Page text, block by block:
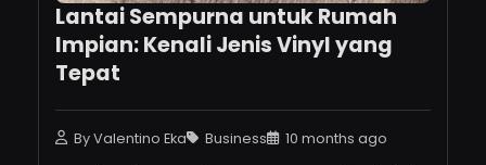
Lantai Sempurna untuk Rumah
Impian: Kenali Jenis Vinyl yang
Tepat
By Valentino Eka Business 10 months ago